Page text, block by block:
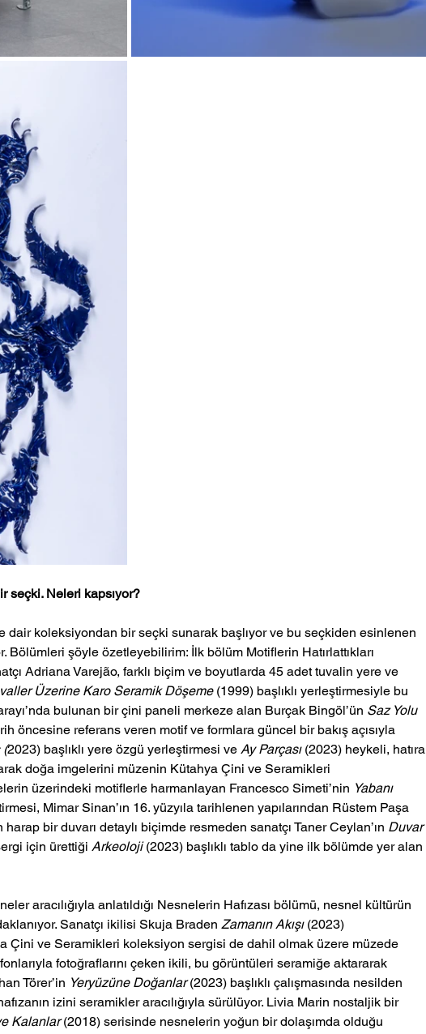
seçki. Neleri kapsıyor?
dair koleksiyondan bir seçki sunarak başlıyor ve bu seçkiden esinlenen
Bölümleri şöyle özetleyebilirim: İlk bölüm Motiflerin Hatırlattıkları
Adriana Varejão, farklı biçim ve boyutlarda 45 adet tuvalin yere ve
Üzerine Karo Seramik Döşeme (1999) başlıklı yerleştirmesiyle bu
bulunan bir çini paneli merkeze alan Burçak Bingöl’ün Saz Yolu
öncesine referans veren motif ve formlara güncel bir bakış açısıyla
(2023) başlıklı yere özgü yerleştirmesi ve Ay Parçası (2023) heykeli, hatıra
doğa imgelerini müzenin Kütahya Çini ve Seramikleri
üzerindeki motiflerle harmanlayan Francesco Simeti’nin Yabanı
Mimar Sinan’ın 16. yüzyıla tarihlenen yapılarından Rüstem Paşa
bir duvarı detaylı biçimde resmeden sanatçı Taner Ceylan’ın Duvar
için ürettiği Arkeoloji (2023) başlıklı tablo da yine ilk bölümde yer alan
aracılığıyla anlatıldığı Nesnelerin Hafızası bölümü, nesnel kültürün
Sanatçı ikilisi Skuja Braden Zamanın Akışı (2023)
Çini ve Seramikleri koleksiyon sergisi de dahil olmak üzere müzede
fotoğraflarını çeken ikili, bu görüntüleri seramiğe aktararak
Törer’in Yeryüzüne Doğanlar (2023) başlıklı çalışmasında nesilden
izini seramikler aracılığıyla sürülüyor. Livia Marin nostaljik bir
Kalanlar (2018) serisinde nesnelerin yoğun bir dolaşımda olduğu